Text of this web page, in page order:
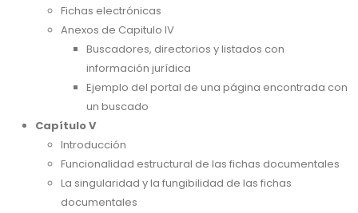
Fichas electrónicas
Anexos de Capitulo IV
Buscadores, directorios y listados con
información jurídica
Ejemplo del portal de una página encontrada con
un buscado
Capítulo V
Introducción
Funcionalidad estructural de las fichas documentales
La singularidad y la fungibilidad de las fichas
documentales